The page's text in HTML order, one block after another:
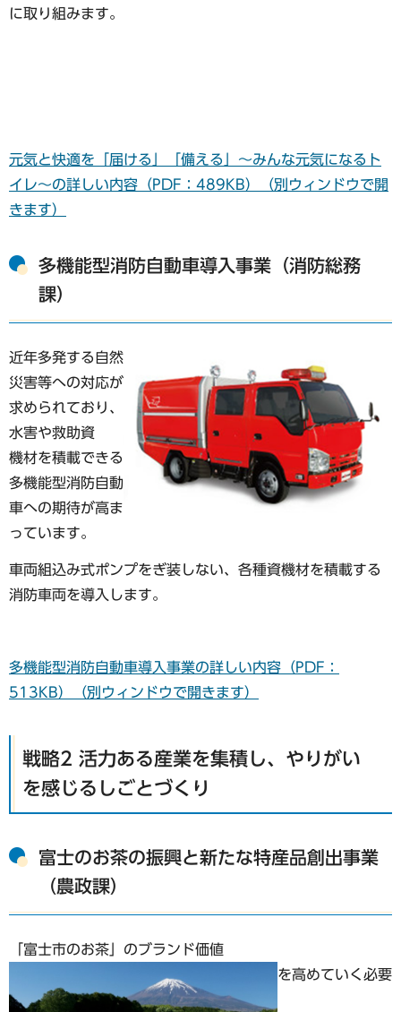
に取り組みます。
元気と快適を「届ける」「備える」～みんな元気になるト
イレ～の詳しい内容（PDF：489KB）（別ウィンドウで開
きます）
多機能型消防自動車導入事業（消防総務
課）
近年多発する自然
災害等への対応が
求められており、
水害や救助資
機材を積載できる
多機能型消防自動
車への期待が高ま
っています。
車両組込み式ポンプをぎ装しない、各種資機材を積載する
消防車両を導入します。
多機能型消防自動車導入事業の詳しい内容（PDF：
513KB）（別ウィンドウで開きます）
戦略2 活力ある産業を集積し、やりがい
を感じるしごとづくり
富士のお茶の振興と新たな特産品創出事業
（農政課）
「富士市のお茶」のブランド価値
を高めていく必要